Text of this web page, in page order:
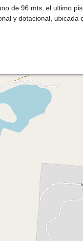
de 96 mts, el ultimo
y dotacional, ubicada